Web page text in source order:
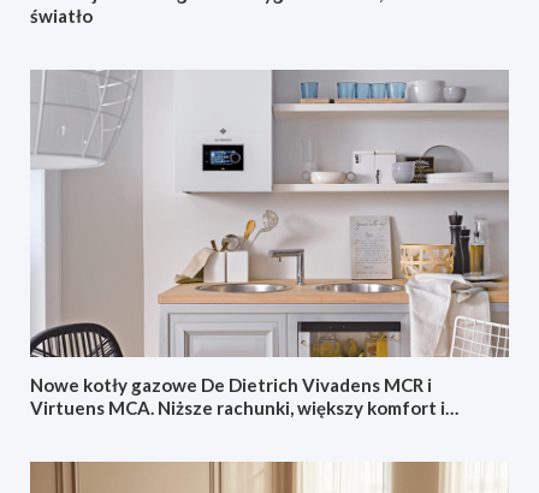
światło
Nowe kotły gazowe De Dietrich Vivadens MCR i
Virtuens MCA. Niższe rachunki, większy komfort i